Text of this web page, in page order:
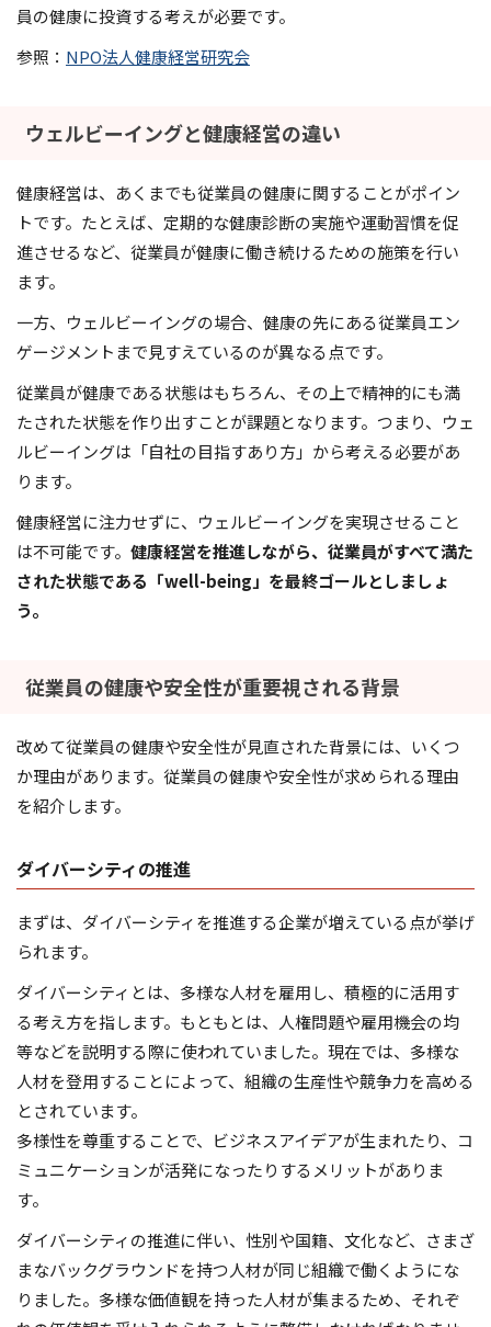
員の健康に投資する考えが必要です。
参照： NPO法人健康経営研究会
ウェルビーイングと健康経営の違い
健康経営は、あくまでも従業員の健康に関することがポイン
トです。たとえば、定期的な健康診断の実施や運動習慣を促
進させるなど、従業員が健康に働き続けるための施策を行い
ます。
一方、ウェルビーイングの場合、健康の先にある従業員エン
ゲージメントまで見すえているのが異なる点です。
従業員が健康である状態はもちろん、その上で精神的にも満
たされた状態を作り出すことが課題となります。つまり、ウェ
ルビーイングは「自社の目指すあり方」から考える必要があ
ります。
健康経営に注力せずに、ウェルビーイングを実現させること
は不可能です。 健康経営を推進しながら、従業員がすべて満た
された状態である「well-being」を最終ゴールとしましょ
う。
従業員の健康や安全性が重要視される背景
改めて従業員の健康や安全性が見直された背景には、いくつ
か理由があります。従業員の健康や安全性が求められる理由
を紹介します。
ダイバーシティの推進
まずは、ダイバーシティを推進する企業が増えている点が挙げ
られます。
ダイバーシティとは、多様な人材を雇用し、積極的に活用す
る考え方を指します。もともとは、人権問題や雇用機会の均
等などを説明する際に使われていました。現在では、多様な
人材を登用することによって、組織の生産性や競争力を高める
とされています。
多様性を尊重することで、ビジネスアイデアが生まれたり、コ
ミュニケーションが活発になったりするメリットがありま
す。
ダイバーシティの推進に伴い、性別や国籍、文化など、さまざ
まなバックグラウンドを持つ人材が同じ組織で働くようにな
りました。多様な価値観を持った人材が集まるため、それぞ